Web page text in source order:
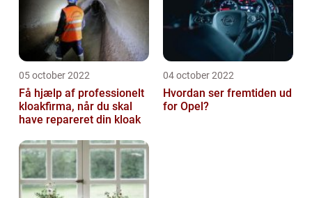
05 october 2022
Få hjælp af professionelt
kloakfirma, når du skal
have repareret din kloak
04 october 2022
Hvordan ser fremtiden ud
for Opel?